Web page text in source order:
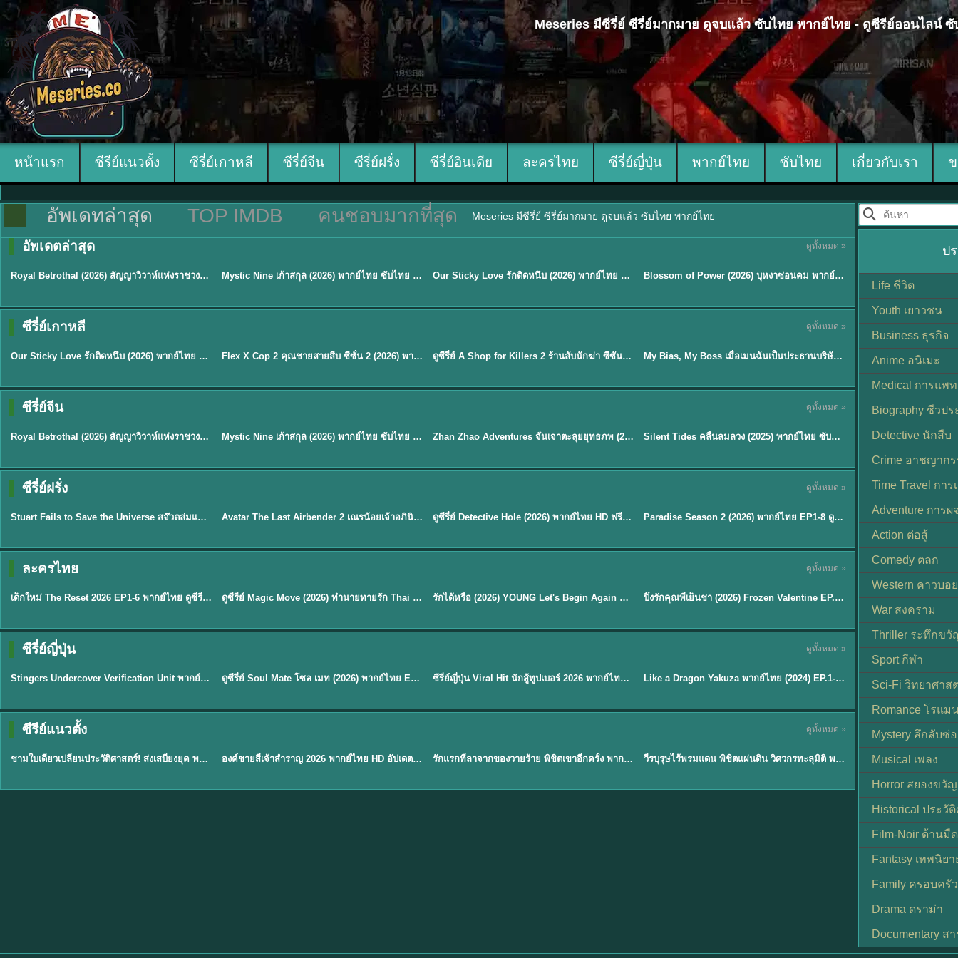
Meseries มีซีรี่ย์ ซีรี่ย์มากมาย ดูจบแล้ว ซับไทย พากย์ไทย - ดูซีรีย์ออนไลน์
หน้าแรก ซีรีย์แนวตั้ง ซีรี่ย์เกาหลี ซีรี่ย์จีน ซีรี่ย์ฝรั่ง ซีรี่ย์อินเดีย ละครไทย ซีรี่ย์ญี่ปุ่น พากย์ไทย ซับไทย เกี่ยวกับเรา
อัพเดทล่าสุด TOP IMDB คนชอบมากที่สุด Meseries มีซีรี่ย์ ซีรี่ย์มากมาย ดูจบแล้ว ซับไทย พากย์ไทย
อัพเดตล่าสุด ดูทั้งหมด »
★9
ซับไทย
Royal Betrothal (2026) สัญญาวิวาห์แห่งราชวงศ์ พากย์ไทย ซับไทย EP1-32 ★9 Mystic Nine เก้าสกุล (2026) พากย์ไทย ซับไทย EP.1-30 ★6 Our Sticky Love รักติดหนึบ (2026) พากย์ไทย ซับไทย EP.1-12 Blossom of Power (2026) บุหงาซ่อนคม พากย์ไทย ซับไทย EP1-36
ซีรี่ย์เกาหลี ดูทั้งหมด »
★6
ซับไทย
Our Sticky Love รักติดหนึบ (2026) พากย์ไทย ซับไทย EP.1-12 ★8 Flex X Cop 2 คุณชายสายสืบ ซีซั่น 2 (2026) พากย์ไทย ซับไทย EP.1-14 ★8 EP.16ดูซีรี่ย์ A Shop for Killers 2 ร้านลับนักฆ่า ซีซัน 2 (2026) ซับไทย-พากย์ไทย My Bias, My Boss เมื่อเมนฉันเป็นประธานบริษัท (2026) พากย์ไทย ซับไทย EP.1-12
ซีรี่ย์จีน ดูทั้งหมด »
★9
ซับไทย
Royal Betrothal (2026) สัญญาวิวาห์แห่งราชวงศ์ พากย์ไทย ซับไทย EP1-32 ★9 Mystic Nine เก้าสกุล (2026) พากย์ไทย ซับไทย EP.1-30 ★5 Zhan Zhao Adventures จั่นเจาตะลุยยุทธภพ (2026) พากย์ไทย ซับไทย EP.1-37 (จบ) ★9.5 Silent Tides คลื่นลมลวง (2025) พากย์ไทย ซับไทย EP.1-31
ซีรี่ย์ฝรั่ง ดูทั้งหมด »
★9.3
พากย์ไทย
Stuart Fails to Save the Universe สจ๊วตล่มแผนกู้จักรวาล (2026) พากย์ไทย ซับไทย EP.1-10 ★7.8 EP.7Avatar The Last Airbender 2 เณรน้อยเจ้าอภินิหาร พากย์ไทย EP.9ดูซีรี่ย์ Detective Hole (2026) พากย์ไทย HD ฟรี อัปเดตล่าสุด Netflix EP.8Paradise Season 2 (2026) พากย์ไทย EP1-8 ดูซีรี่ย์ฝรั่ง HD ครบทุกตอน
ละครไทย ดูทั้งหมด »
★ 8 EP.6
พากย์ไทย
เด็กใหม่ The Reset 2026 EP1-6 พากย์ไทย ดูซีรี่ย์ Netflix ล่าสุด HD ดูซีรีย์ Magic Move (2026) ทำนายทายรัก Thai EP.1-10 HD รักได้หรือ (2026) YOUNG Let's Begin Again พากย์ไทย EP.1-19 ★8 ปิ๊งรักคุณพี่เย็นชา (2026) Frozen Valentine EP.1-10 (จบ)
ซีรี่ย์ญี่ปุ่น ดูทั้งหมด »
EP.11
พากย์ไทย
Stingers Undercover Verification Unit พากย์ไทย EP1-11 HD ฟรี ★8 EP.8ดูซีรี่ย์ Soul Mate โซล เมท (2026) พากย์ไทย EP.1-8 (จบ) ★7.9 EP.6ซีรี่ย์ญี่ปุ่น Viral Hit นักสู้ทูปเบอร์ 2026 พากย์ไทย EP.1-6 ★7 EP.6Like a Dragon Yakuza พากย์ไทย (2024) EP.1-6 (จบ)
ซีรีย์แนวตั้ง ดูทั้งหมด »
EP.1
พากย์ไทย
ชามใบเดียวเปลี่ยนประวัติศาสตร์! ส่งเสบียงยุค พากย์ไทย EP.1องค์ชายสี่เจ้าสำราญ 2026 พากย์ไทย HD อัปเดตล่าสุด ดูออนไลน์ EP.1รักแรกที่ลาจากของวายร้าย พิชิตเขาอีกครั้ง พากย์ไทย EP.1วีรบุรุษไร้พรมแดน พิชิตแผ่นดิน วิศวกรทะลุมิติ พลิกแผ่นดิน
ป
Life ชีวิต
Youth เยาวชน
Business ธุรกิจ
Anime อนิเมะ
Medical การแพ
Biography ชีวปร
Detective นักสืบ
Crime อาชญาก
Time Travel กา
Adventure การ
Action ต่อสู้
Comedy ตลก
Western คาวบอ
War สงคราม
Thriller ระทึกขวั
Sport กีฬา
Sci-Fi วิทยาศาส
Romance โรแม
Mystery ลึกลับซ่
Musical เพลง
Horror สยองขวัญ
Historical ประวั
Film-Noir ด้านมื
Fantasy เทพนิยา
Family ครอบครัว
Drama ดราม่า
Documentary ส